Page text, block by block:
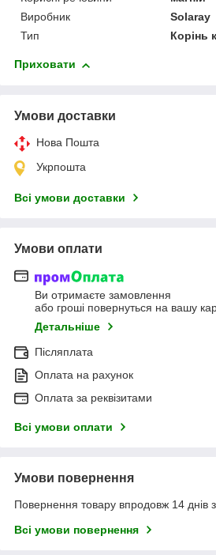
Виробник
Solaray
Тип
Корінь
Приховати
Умови доставки
Нова Пошта
Укрпошта
Всі умови доставки
Умови оплати
Ви отримаєте замовлення
або гроші повернуться на вашу
Детальніше
Післяплата
Оплата на рахунок
Оплата за реквізитами
Всі умови оплати
Умови повернення
Повернення товару впродовж 14 днів
Всі умови повернення